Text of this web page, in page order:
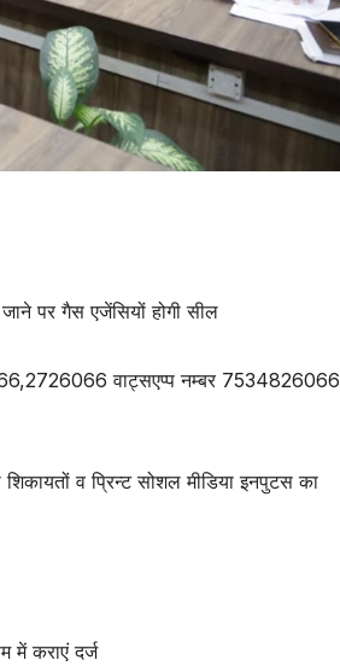
पर गैस एजेंसियों होगी सील
वाट्सएप्प नम्बर 7534826066
व प्रिन्ट सोशल मीडिया इनपुटस का
कराएं दर्ज